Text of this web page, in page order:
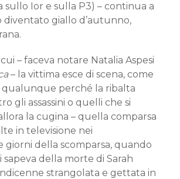
sullo Ior e sulla P3) – continua a
diventato giallo d’autunno,
– faceva notare Natalia Aspesi
– la vittima esce di scena, come
perché la ribalta
gli assassini o quelli che si
la cugina – quella comparsa
in televisione nei
giorni della scomparsa, quando
sapeva della morte di Sarah
strangolata e gettata in